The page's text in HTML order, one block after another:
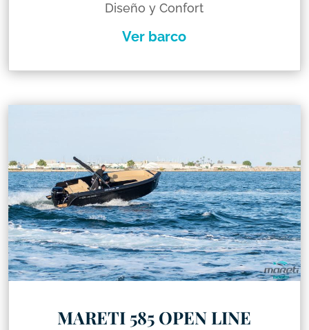
Diseño y Confort
Ver barco
MARETI 585 OPEN LINE